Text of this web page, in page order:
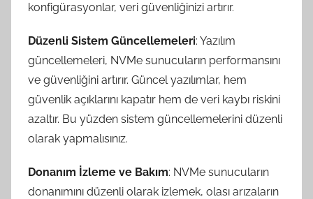
konfigürasyonlar, veri güvenliğinizi artırır.
Düzenli Sistem Güncellemeleri: Yazılım
güncellemeleri, NVMe sunucuların performansını
ve güvenliğini artırır. Güncel yazılımlar, hem
güvenlik açıklarını kapatır hem de veri kaybı riskini
azaltır. Bu yüzden sistem güncellemelerini düzenli
olarak yapmalısınız.
Donanım İzleme ve Bakım: NVMe sunucuların
donanımını düzenli olarak izlemek, olası arızaların